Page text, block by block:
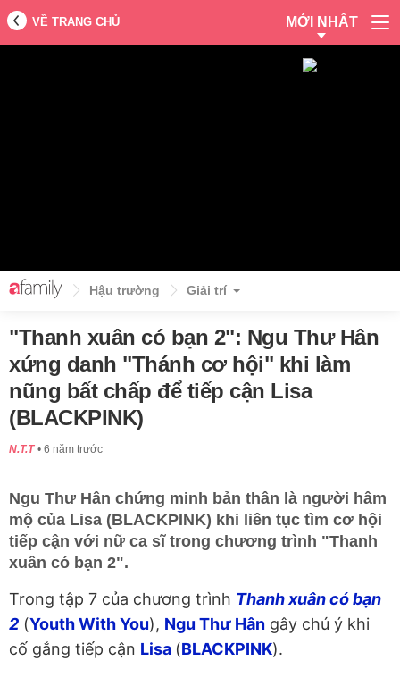
VỀ TRANG CHỦ MỚI NHẤT
Hậu trường Giải trí
"Thanh xuân có bạn 2": Ngu Thư Hân
xứng danh "Thánh cơ hội" khi làm
nũng bất chấp để tiếp cận Lisa
(BLACKPINK)
N.T.T 6 năm trước
Ngu Thư Hân chứng minh bản thân là người hâm
mộ của Lisa (BLACKPINK) khi liên tục tìm cơ hội
tiếp cận với nữ ca sĩ trong chương trình "Thanh
xuân có bạn 2".
Trong tập 7 của chương trình Thanh xuân có bạn
2 (Youth With You), Ngu Thư Hân gây chú ý khi
cố gắng tiếp cận Lisa (BLACKPINK).